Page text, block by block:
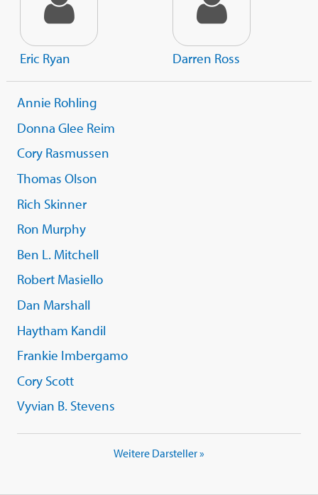
Eric Ryan Darren Ross
Annie Rohling
Donna Glee Reim
Cory Rasmussen
Thomas Olson
Rich Skinner
Ron Murphy
Ben L. Mitchell
Robert Masiello
Dan Marshall
Haytham Kandil
Frankie Imbergamo
Cory Scott
Vyvian B. Stevens
Weitere Darsteller »